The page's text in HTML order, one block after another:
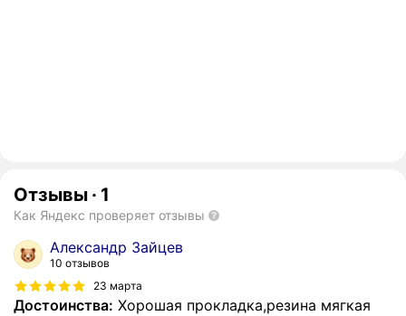
Отзывы · 1
Как Яндекс проверяет отзывы
Александр Зайцев
10 отзывов
23 марта
Достоинства: Хорошая прокладка,резина мягкая